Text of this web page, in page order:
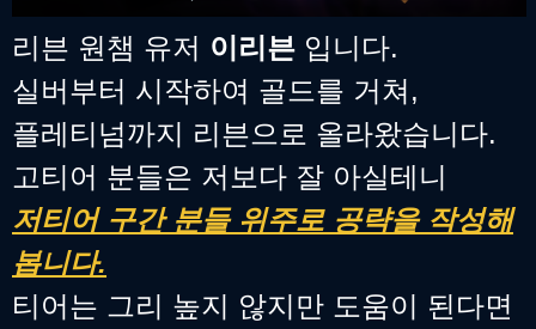
리븐 원챔 유저 이리븐 입니다.
실버부터 시작하여 골드를 거쳐,
플레티넘까지 리븐으로 올라왔습니다.
고티어 분들은 저보다 잘 아실테니
저티어 구간 분들 위주로 공략을 작성해
봅니다.
티어는 그리 높지 않지만 도움이 된다면